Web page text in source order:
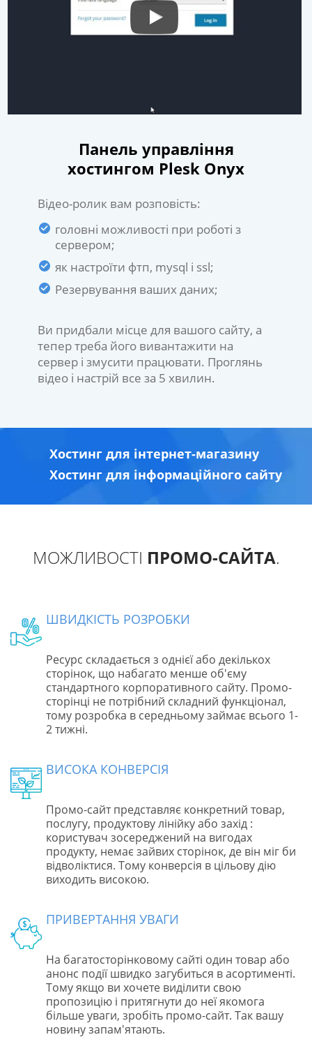
Панель управління
хостингом Plesk Onyx
Відео-ролик вам розповість:
головні можливості при роботі з
сервером;
як настроїти фтп, mysql і ssl;
Резервування ваших даних;
Ви придбали місце для вашого сайту, а
тепер треба його вивантажити на
сервер і змусити працювати. Проглянь
відео і настрій все за 5 хвилин.
Хостинг для інтернет-магазину
Хостинг для інформаційного сайту
МОЖЛИВОСТІ ПРОМО-САЙТА.
ШВИДКІСТЬ РОЗРОБКИ
Ресурс складається з однієї або декількох
сторінок, що набагато менше об'єму
стандартного корпоративного сайту. Промо-
сторінці не потрібний складний функціонал,
тому розробка в середньому займає всього 1-
2 тижні.
ВИСОКА КОНВЕРСІЯ
Промо-сайт представляє конкретний товар,
послугу, продуктову лінійку або захід :
користувач зосереджений на вигодах
продукту, немає зайвих сторінок, де він міг би
відволіктися. Тому конверсія в цільову дію
виходить високою.
ПРИВЕРТАННЯ УВАГИ
На багатосторінковому сайті один товар або
анонс події швидко загубиться в асортименті.
Тому якщо ви хочете виділити свою
пропозицію і притягнути до неї якомога
більше уваги, зробіть промо-сайт. Так вашу
новину запам'ятають.